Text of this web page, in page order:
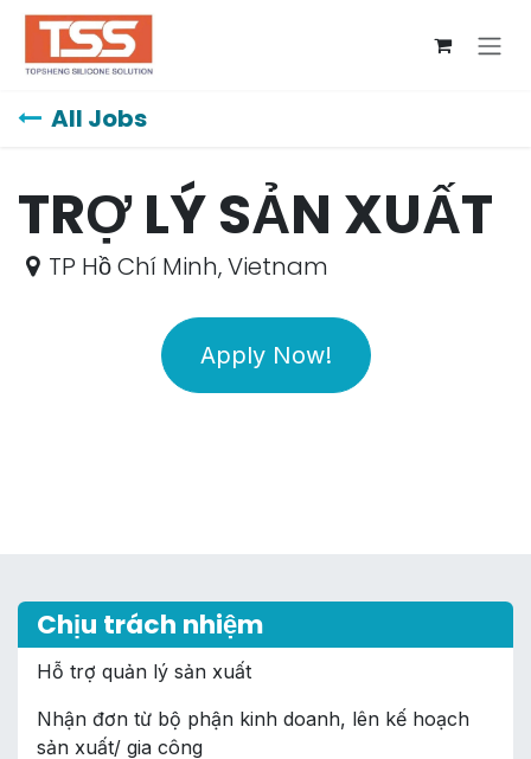
Skip to Content
All Jobs
TRỢ LÝ SẢN XUẤT
TP Hồ Chí Minh,Vietnam
Apply Now!
Chịu trách nhiệm
Hỗ trợ quản lý sản xuất
Nhận đơn từ bộ phận kinh doanh, lên kế hoạch
sản xuất/ gia công